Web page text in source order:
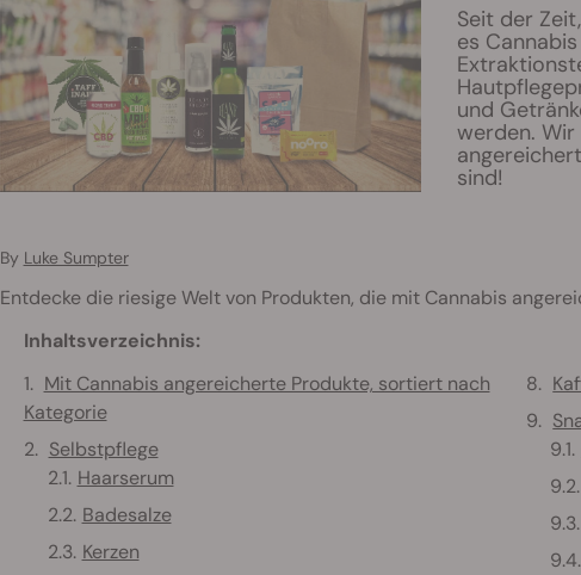
Seit der
es
und
werden.
sind!
By Luke Sumpter
Entdecke die riesige Welt von Produkten, die mit Cannabis
Inhaltsverzeichnis:
Mit Cannabis angereicherte Produkte, sortiert nach
Kategorie
Selbstpflege
Haarserum
Badesalze
Kerzen